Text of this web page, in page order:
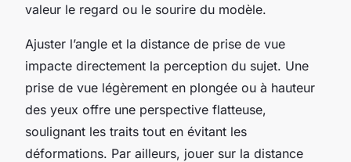
valeur le regard ou le sourire du modèle.
Ajuster l’angle et la distance de prise de vue
impacte directement la perception du sujet. Une
prise de vue légèrement en plongée ou à hauteur
des yeux offre une perspective flatteuse,
soulignant les traits tout en évitant les
déformations. Par ailleurs, jouer sur la distance